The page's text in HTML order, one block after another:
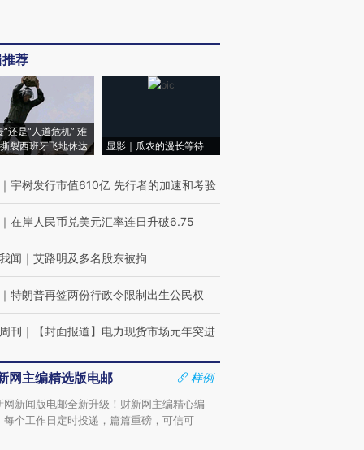
荐
”还是“人道危机” 难
裂西班牙飞地休达
显影｜瓜农的漫长等待
｜ 宇树发行市值610亿 先行者的加速和考验
｜ 在岸人民币兑美元汇率连日升破6.75
闻 ｜ 艾路明及多名股东被拘
｜ 特朗普再签两份行政令限制出生公民权
刊 ｜ 【封面报道】电力现货市场元年突进
网主编精选版电邮
样例
网新闻版电邮全新升级！财新网主编精心编
每个工作日定时投递，篇篇重磅，可信可